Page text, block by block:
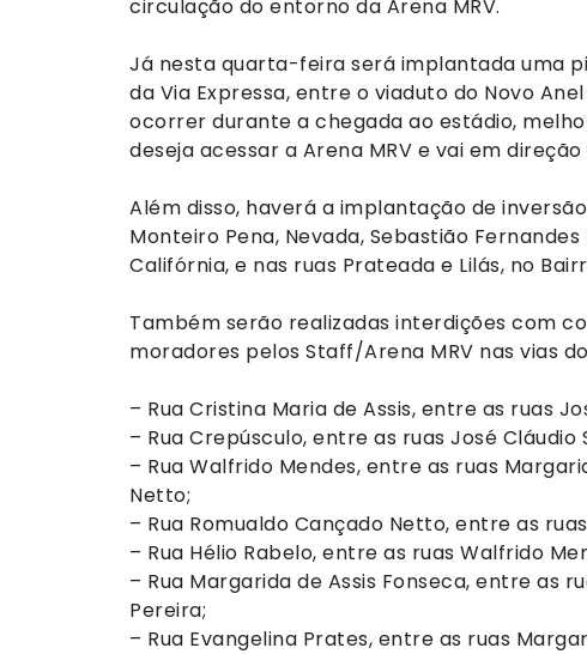
circulação do entorno da Arena MRV.
Já nesta quarta-feira será implantada uma
da Via Expressa, entre o viaduto do Novo
ocorrer durante a chegada ao estádio,
deseja acessar a Arena MRV e vai em
Além disso, haverá a implantação de
Monteiro Pena, Nevada, Sebastião
Califórnia, e nas ruas Prateada e Lilás, no
Também serão realizadas interdições com
moradores pelos Staff/Arena MRV nas vias
– Rua Cristina Maria de Assis, entre as ruas
– Rua Crepúsculo, entre as ruas José Cláudio
– Rua Walfrido Mendes, entre as ruas
Netto;
– Rua Romualdo Cançado Netto, entre as
– Rua Hélio Rabelo, entre as ruas Walfrido
– Rua Margarida de Assis Fonseca, entre as
Pereira;
– Rua Evangelina Prates, entre as ruas